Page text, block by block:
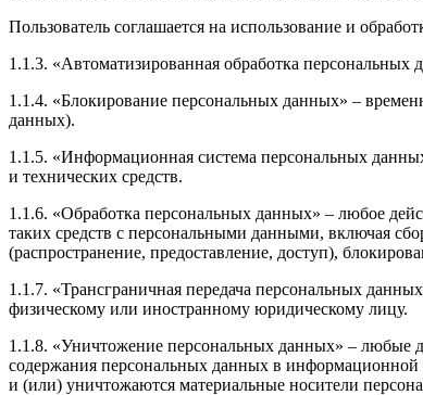
Пользователь соглашается на использование и
1.1.3. «Автоматизированная обработка
1.1.4. «Блокирование персональных данных» –
данных).
1.1.5. «Информационная система персональных
и технических средств.
1.1.6. «Обработка персональных данных» – любое
таких средств с персональными данными, включая
(распространение, предоставление, доступ),
1.1.7. «Трансграничная передача персональных
физическому или иностранному юридическому лицу.
1.1.8. «Уничтожение персональных данных» – любые
содержания персональных данных в
и (или) уничтожаются материальные носители